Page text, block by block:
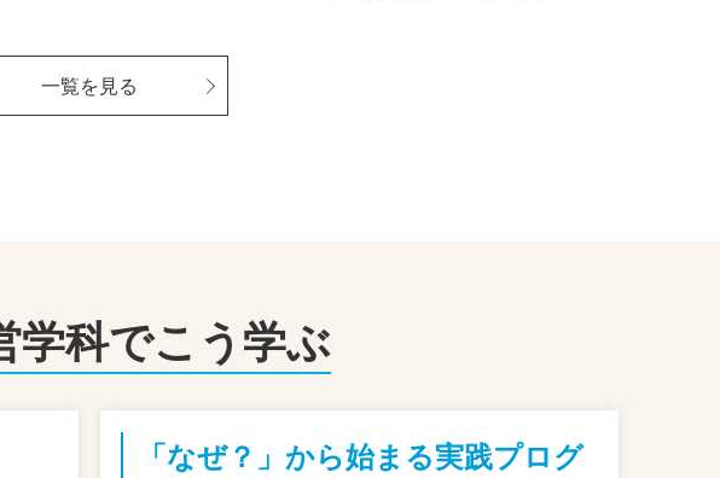
一覧を見る
学科でこう学ぶ
「なぜ？」から始まる実践プログ